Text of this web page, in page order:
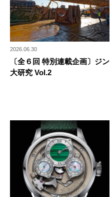
2026.06.30
〔全６回 特別連載企画〕ジン
大研究 Vol.2